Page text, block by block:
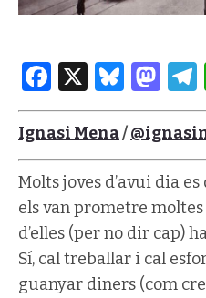
Facebook
X
Ignasi Mena/
Molts joves d’avui dia
els van prometre
d’elles (per no dir cap)
Sí, cal treballar i cal
guanyar diners (com